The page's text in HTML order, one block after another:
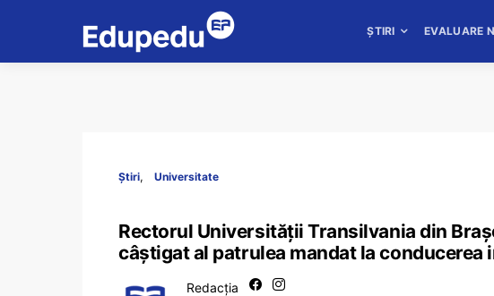
ȘTIRI EVALUARE
Știri Universitate
Rectorul Universității Transilvania din
câștigat al patrulea mandat la conducerea
Redacția